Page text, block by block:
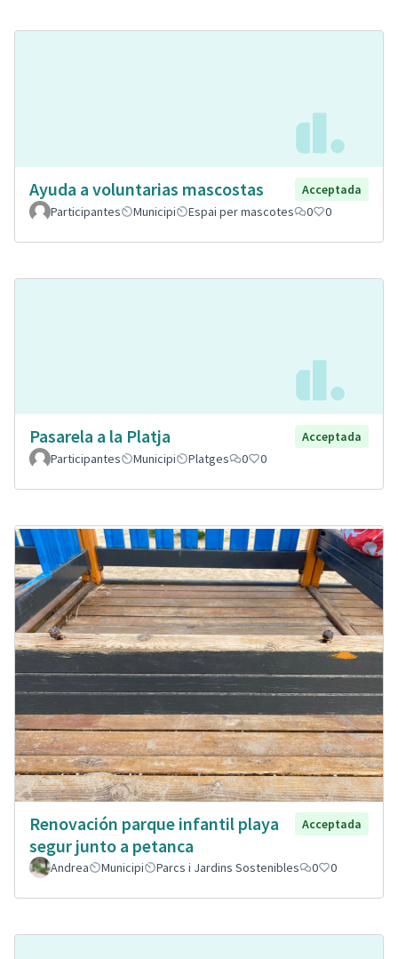
Ayuda a voluntarias mascostas
Acceptada
Participantes
Municipi Espai per mascotes 0 0
Pasarela a la Platja
Acceptada
Participantes
Municipi Platges 0 0
Renovación parque infantil playa
segur junto a petanca
Acceptada
Andrea Municipi Parcs i Jardins Sostenibles 0 0